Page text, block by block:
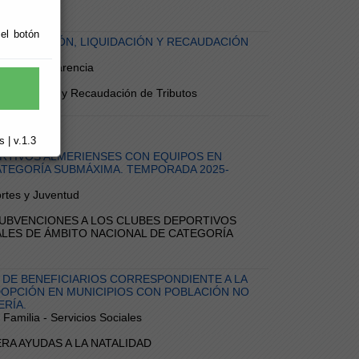
botón
| v.1.3
GESTIÓN, LIQUIDACIÓN Y RECAUDACIÓN
- Transparencia
y Recaudación de Tributos
ALMERIENSES CON EQUIPOS EN
SUBMÁXIMA. TEMPORADA 2025-
y Juventud
A LOS CLUBES DEPORTIVOS
DE ÁMBITO NACIONAL DE CATEGORÍA
BENEFICIARIOS CORRESPONDIENTE A LA
EN MUNICIPIOS CON POBLACIÓN NO
- Servicios Sociales
AYUDAS A LA NATALIDAD